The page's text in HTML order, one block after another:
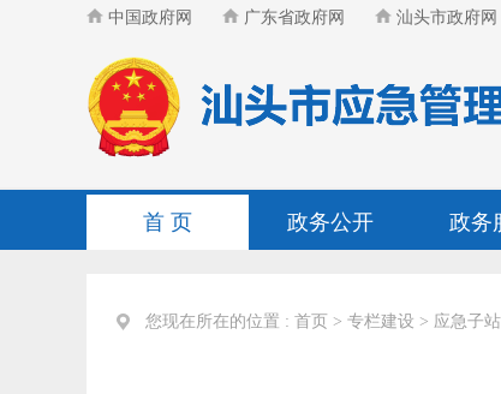
中国政府网 广东省政府网 汕头市政府网
首 页 政务公开 政务
您现在所在的位置 : 首页 > 专栏建设 > 应急子站